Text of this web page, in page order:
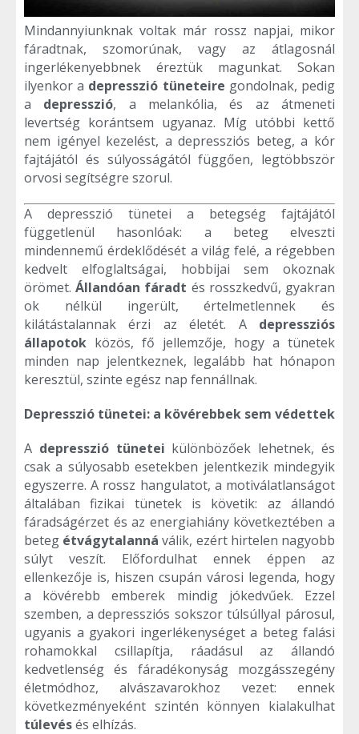
Mindannyiunknak voltak már rossz napjai, mikor
fáradtnak, szomorúnak, vagy az átlagosnál
ingerlékenyebbnek éreztük magunkat. Sokan
ilyenkor a depresszió tüneteire gondolnak, pedig
a depresszió, a melankólia, és az átmeneti
levertség korántsem ugyanaz. Míg utóbbi kettő
nem igényel kezelést, a depressziós beteg, a kór
fajtájától és súlyosságától függően, legtöbbször
orvosi segítségre szorul.
A depresszió tünetei a betegség fajtájától
függetlenül hasonlóak: a beteg elveszti
mindennemű érdeklődését a világ felé, a régebben
kedvelt elfoglaltságai, hobbijai sem okoznak
örömet.Állandóan fáradt és rosszkedvű, gyakran
ok nélkül ingerült, értelmetlennek és
kilátástalannak érzi az életét. A depressziós
állapotok közös, fő jellemzője, hogy a tünetek
minden nap jelentkeznek, legalább hat hónapon
keresztül, szinte egész nap fennállnak.
Depresszió tünetei: a kövérebbek sem védettek
A depresszió tünetei különbözőek lehetnek, és
csak a súlyosabb esetekben jelentkezik mindegyik
egyszerre. A rossz hangulatot, a motiválatlanságot
általában fizikai tünetek is követik: az állandó
fáradságérzet és az energiahiány következtében a
beteg étvágytalanná válik, ezért hirtelen nagyobb
súlyt veszít. Előfordulhat ennek éppen az
ellenkezője is, hiszen csupán városi legenda, hogy
a kövérebb emberek mindig jókedvűek. Ezzel
szemben, a depressziós sokszor túlsúllyal párosul,
ugyanis a gyakori ingerlékenységet a beteg falási
rohamokkal csillapítja, ráadásul az állandó
kedvetlenség és fáradékonyság mozgásszegény
életmódhoz, alvászavarokhoz vezet: ennek
következményeként szintén könnyen kialakulhat
túlevésés elhízás.